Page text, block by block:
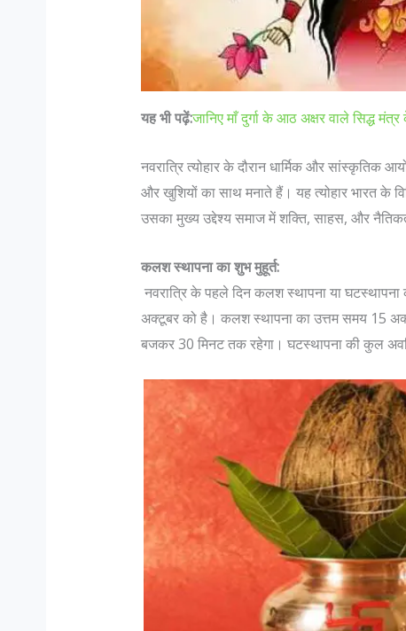
यह भी पढ़ें:जानिए माँ दुर्गा के आठ अक्षर वाले सिद्ध
नवरात्रि त्योहार के दौरान धार्मिक और
और खुशियों का साथ मनाते हैं। यह त्योहार भारत के
उसका मुख्य उद्देश्य समाज में शक्ति, साहस, और
कलश स्थापना का शुभ मुहूर्त:
नवरात्रि के पहले दिन कलश स्थापना या
अक्टूबर को है। कलश स्थापना का उत्तम समय 15
बजकर 30 मिनट तक रहेगा। घटस्थापना की कुल